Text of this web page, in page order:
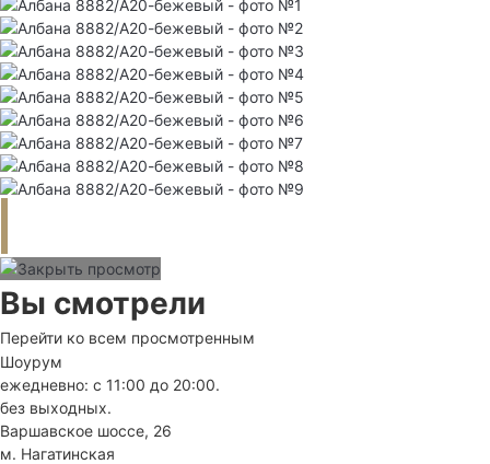
Вы смотрели
Перейти ко всем просмотренным
Шоурум
ежедневно: с 11:00 до 20:00.
без выходных.
Варшавское шоссе, 26
м. Нагатинская